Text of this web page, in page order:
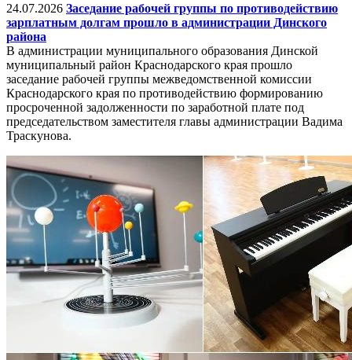
24.07.2026 Заседание рабочей группы по противодействию
зарплатным долгам прошло в администрации Динского
района
В администрации муниципального образования Динской
муниципальный район Краснодарского края прошло
заседание рабочей группы межведомственной комиссии
Краснодарского края по противодействию формированию
просроченной задолженности по заработной плате под
председательством заместителя главы администрации Вадима
Траскунова.